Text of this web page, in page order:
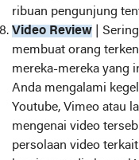
ribuan pengunjung
Video Review |
membuat orang
mereka-mereka yang
Anda mengalami
Youtube, Vimeo atau
mengenai video
persolaan video